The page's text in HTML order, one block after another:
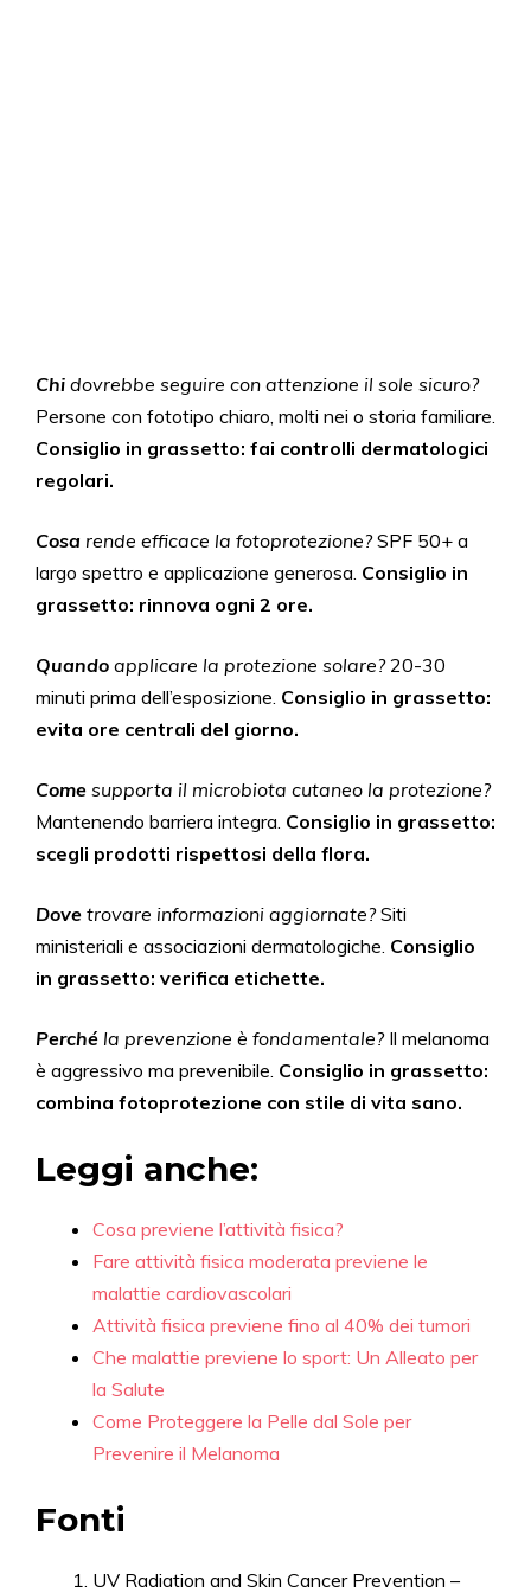
Chi dovrebbe seguire con attenzione il sole sicuro?
Persone con fototipo chiaro, molti nei o storia familiare.
Consiglio in grassetto: fai controlli dermatologici
regolari.
Cosa rende efficace la fotoprotezione?SPF 50+ a
largo spettro e applicazione generosa. Consiglio in
grassetto: rinnova ogni 2 ore.
Quando applicare la protezione solare?20-30
minuti prima dell’esposizione. Consiglio in grassetto:
evita ore centrali del giorno.
Come supporta il microbiota cutaneo la protezione?
Mantenendo barriera integra. Consiglio in grassetto:
scegli prodotti rispettosi della flora.
Dove trovare informazioni aggiornate?Siti
ministeriali e associazioni dermatologiche. Consiglio
in grassetto: verifica etichette.
Perché la prevenzione è fondamentale?Il melanoma
è aggressivo ma prevenibile. Consiglio in grassetto:
combina fotoprotezione con stile di vita sano.
Leggi anche:
Cosa previene l’attività fisica?
Fare attività fisica moderata previene le
malattie cardiovascolari
Attività fisica previene fino al 40% dei tumori
Che malattie previene lo sport: Un Alleato per
la Salute
Come Proteggere la Pelle dal Sole per
Prevenire il Melanoma
Fonti
UV Radiation and Skin Cancer Prevention –